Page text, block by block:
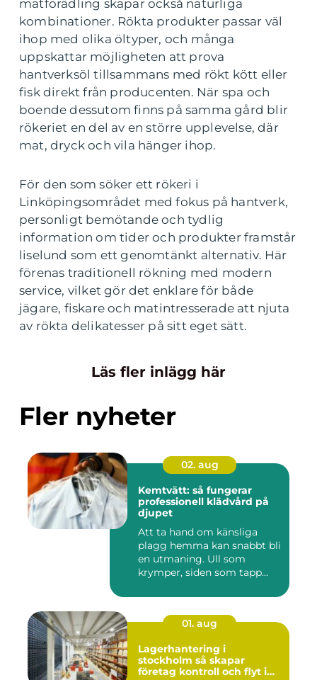
matförädling skapar också naturliga
kombinationer. Rökta produkter passar väl
ihop med olika öltyper, och många
uppskattar möjligheten att prova
hantverksöl tillsammans med rökt kött eller
fisk direkt från producenten. När spa och
boende dessutom finns på samma gård blir
rökeriet en del av en större upplevelse, där
mat, dryck och vila hänger ihop.
För den som söker ett rökeri i
Linköpingsområdet med fokus på hantverk,
personligt bemötande och tydlig
information om tider och produkter framstår
liselund som ett genomtänkt alternativ. Här
förenas traditionell rökning med modern
service, vilket gör det enklare för både
jägare, fiskare och matintresserade att njuta
av rökta delikatesser på sitt eget sätt.
Läs fler inlägg här
Fler nyheter
02. aug
Kemtvätt: så fungerar
professionell klädvård på
djupet
Att ta hand om känsliga
plagg hemma kan snabbt bli
en utmaning. Ull som
krymper, siden som tapp...
01. aug
Lagerhantering i
stockholm så skapar
företag kontroll och flyt i